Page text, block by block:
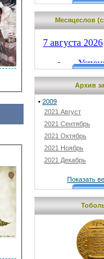
Месяцеслов
Архив
• 2009
2021 Август
2021 Сентябрь
2021 Октябрь
2021 Ноябрь
2021 Декабрь
Показать